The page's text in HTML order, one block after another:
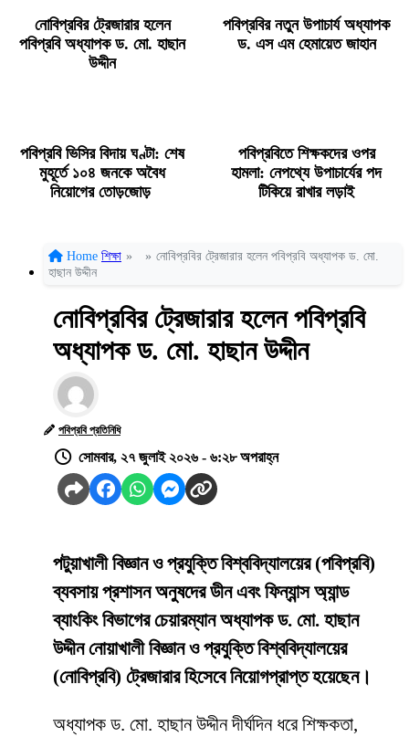
নোবিপ্রবির ট্রেজারার হলেন
পবিপ্রবি অধ্যাপক ড. মো. হাছান
উদ্দীন
পবিপ্রবির নতুন উপাচার্য অধ্যাপক
ড. এস এম হেমায়েত জাহান
পবিপ্রবি ভিসির বিদায় ঘণ্টা: শেষ
মুহূর্তে ১০৪ জনকে অবৈধ
নিয়োগের তোড়জোড়
পবিপ্রবিতে শিক্ষকদের ওপর
হামলা: নেপথ্যে উপাচার্যের পদ
টিকিয়ে রাখার লড়াই
Home শিক্ষা » » নোবিপ্রবির ট্রেজারার হলেন পবিপ্রবি অধ্যাপক ড. মো.
হাছান উদ্দীন
নোবিপ্রবির ট্রেজারার হলেন পবিপ্রবি
অধ্যাপক ড. মো. হাছান উদ্দীন
পবিপ্রবি প্রতিনিধি
সোমবার, ২৭ জুলাই ২০২৬ - ৬:২৮ অপরাহ্ন
পটুয়াখালী বিজ্ঞান ও প্রযুক্তি বিশ্ববিদ্যালয়ের (পবিপ্রবি)
ব্যবসায় প্রশাসন অনুষদের ডীন এবং ফিন্যান্স অ্যান্ড
ব্যাংকিং বিভাগের চেয়ারম্যান অধ্যাপক ড. মো. হাছান
উদ্দীন নোয়াখালী বিজ্ঞান ও প্রযুক্তি বিশ্ববিদ্যালয়ের
(নোবিপ্রবি) ট্রেজারার হিসেবে নিয়োগপ্রাপ্ত হয়েছেন।
অধ্যাপক ড. মো. হাছান উদ্দীন দীর্ঘদিন ধরে শিক্ষকতা,